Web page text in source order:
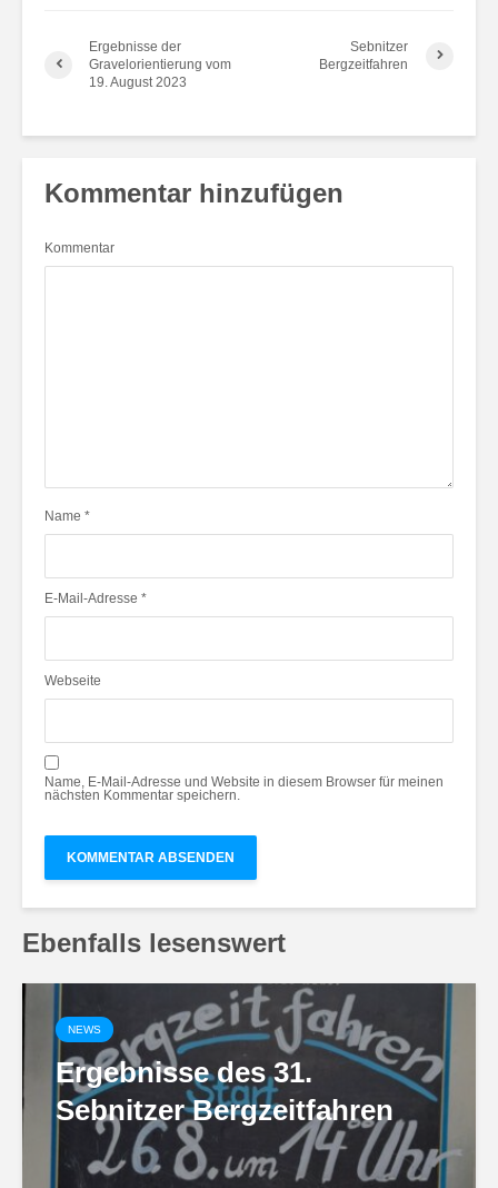
Ergebnisse der
Gravelorientierung vom
19. August 2023
Sebnitzer
Bergzeitfahren
Kommentar hinzufügen
Kommentar
Name *
E-Mail-Adresse *
Webseite
Name, E-Mail-Adresse und Website in diesem Browser für meinen
nächsten Kommentar speichern.
Ebenfalls lesenswert
NEWS
Ergebnisse des 31.
Sebnitzer Bergzeitfahren